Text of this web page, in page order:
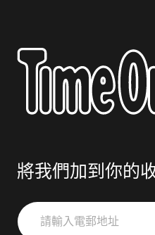
將我們加到你的
請
輸